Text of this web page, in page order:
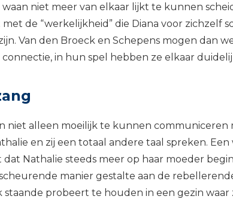
niet meer van elkaar lijkt te kunnen
de “werkelijkheid” die Diana voor zichzelf
Van den Broeck en Schepens mogen dan
connectie, in hun spel hebben ze elkaar
niet alleen moeilijk te kunnen communiceren
en zij een totaal andere taal spreken.
dat Nathalie steeds meer op haar moeder
manier gestalte aan de
staande probeert te houden in een gezin waar